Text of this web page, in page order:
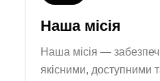
Наша місія
Наша місія —
якісними, доступними